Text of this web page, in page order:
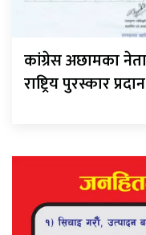
कांग्रेस अछामका
राष्ट्रिय पुरस्कार